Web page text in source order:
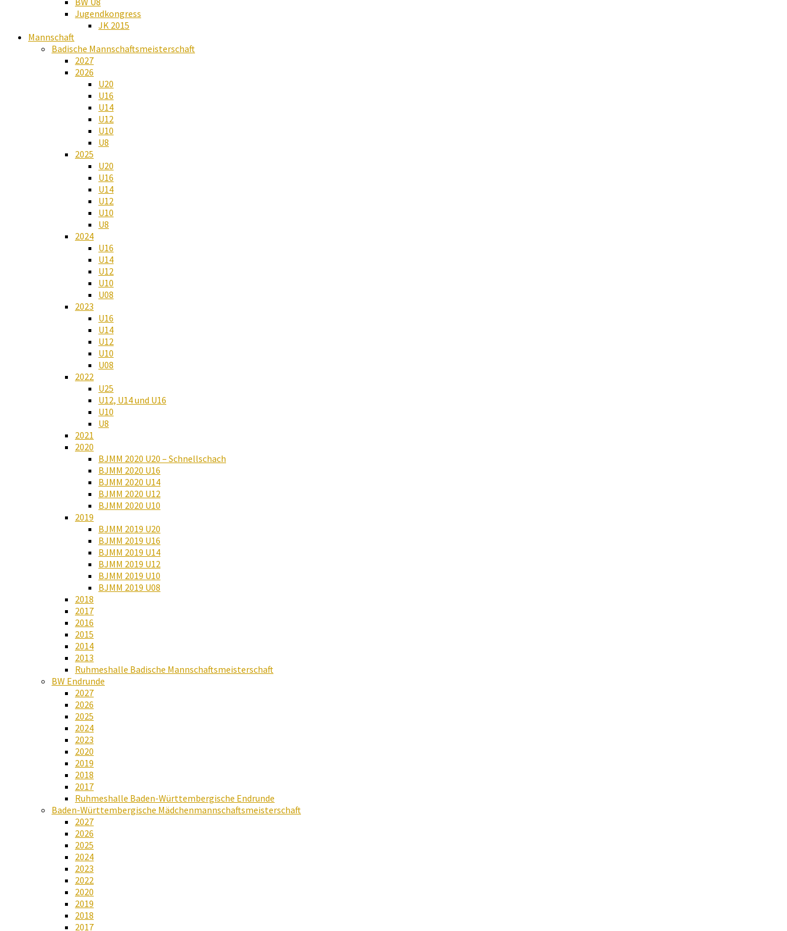
Jugendkongress
JK 2015
Mannschaft
Badische Mannschaftsmeisterschaft
2027
2026
U20
U16
U14
U12
U10
U8
2025
U20
U16
U14
U12
U10
U8
2024
U16
U14
U12
U10
U08
2023
U16
U14
U12
U10
U08
2022
U25
U12, U14 und U16
U10
U8
2021
2020
BJMM 2020 U20 – Schnellschach
BJMM 2020 U16
BJMM 2020 U14
BJMM 2020 U12
BJMM 2020 U10
2019
BJMM 2019 U20
BJMM 2019 U16
BJMM 2019 U14
BJMM 2019 U12
BJMM 2019 U10
BJMM 2019 U08
2018
2017
2016
2015
2014
2013
Ruhmeshalle Badische Mannschaftsmeisterschaft
BW Endrunde
2027
2026
2025
2024
2023
2020
2019
2018
2017
Ruhmeshalle Baden-Württembergische Endrunde
Baden-Württembergische Mädchenmannschaftsmeisterschaft
2027
2026
2025
2024
2023
2022
2020
2019
2018
2017